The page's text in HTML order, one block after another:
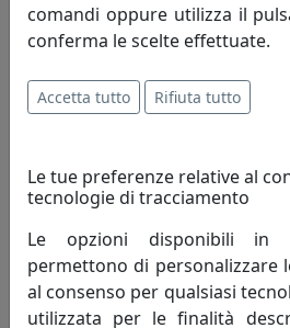
PORTAFOTO IN ARGENTO 925, FOTO
Ottaviani
comandi oppure utilizza il
conferma le scelte effettuate.
Accetta tutto Rifiuta tutto
Le tue preferenze relative al
tecnologie di tracciamento
Le opzioni disponibili in
permettono di personalizzare
al consenso per qualsiasi
utilizzata per le finalità